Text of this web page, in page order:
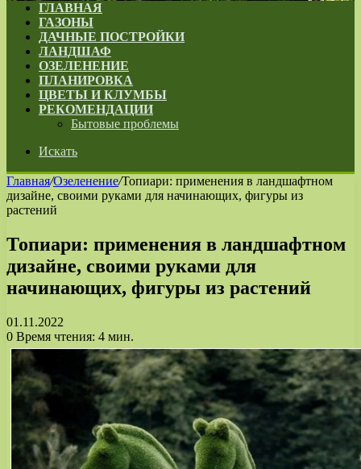
ГЛАВНАЯ
ГАЗОНЫ
ДАЧНЫЕ ПОСТРОЙКИ
ЛАНДШАФ
ОЗЕЛЕНЕНИЕ
ПЛАНИРОВКА
ЦВЕТЫ И КЛУМБЫ
РЕКОМЕНДАЦИИ
Бытовые проблемы
Искать
Главная/Озеленение/Топиари: применения в ландшафтном
дизайне, своими руками для начинающих, фигуры из
растений
Топиари: применения в ландшафтном
дизайне, своими руками для
начинающих, фигуры из растений
01.11.2022
0 Время чтения: 4 мин.